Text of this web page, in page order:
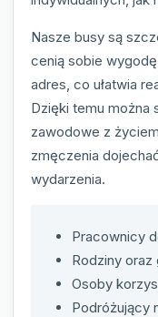
Nasze busy są
cenią sobie
adres, co ułatwia
Dzięki temu można
zawodowe z
zmęczenia
wydarzenia.
Pracownicy
Rodziny oraz
Osoby
Podróżujący